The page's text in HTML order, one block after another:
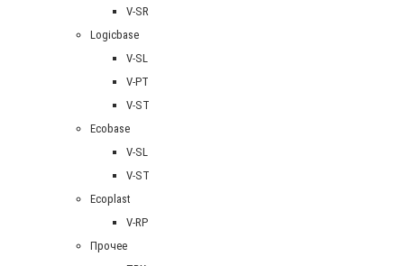
V-SR
Logicbase
V-SL
V-PT
V-ST
Ecobase
V-SL
V-ST
Ecoplast
V-RP
Прочее